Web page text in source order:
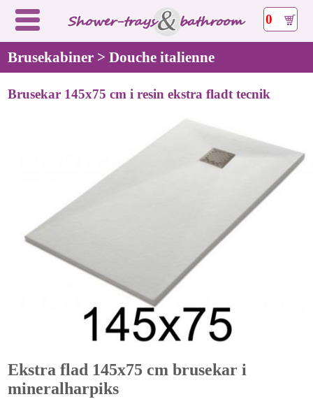
0
Brusekabiner > Douche italienne
Brusekar 145x75 cm i resin ekstra fladt tecnik
Ekstra flad 145x75 cm brusekar i
mineralharpiks